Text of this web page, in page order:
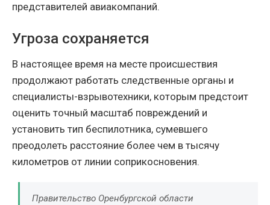
представителей авиакомпаний.
Угроза сохраняется
В настоящее время на месте происшествия
продолжают работать следственные органы и
специалисты-взрывотехники, которым предстоит
оценить точный масштаб повреждений и
установить тип беспилотника, сумевшего
преодолеть расстояние более чем в тысячу
километров от линии соприкосновения.
Правительство Оренбургской области